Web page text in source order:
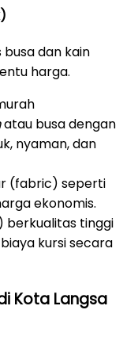
busa dan kain
harga.
atau busa dengan
nyaman, dan
(fabric) seperti
ekonomis.
berkualitas tinggi
kursi secara
Kota Langsa